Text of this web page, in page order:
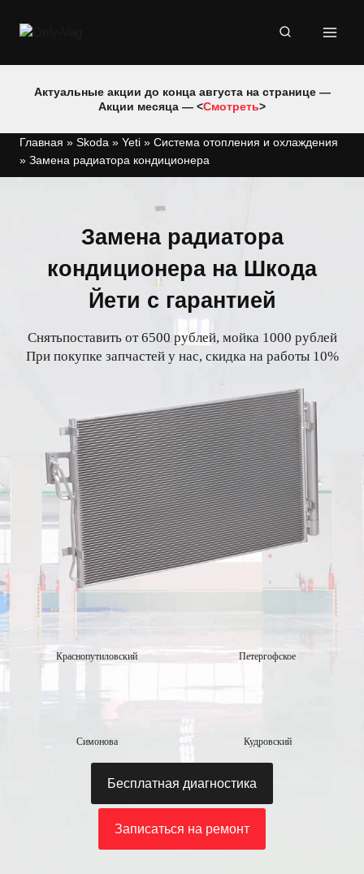
Актуальные акции до конца августа на странице —
Акции месяца — <Смотреть>
Главная » Skoda » Yeti » Система отопления и охлаждения
» Замена радиатора кондиционера
Замена радиатора
кондиционера на Шкода
Йети с гарантией
Снятьпоставить от 6500 рублей, мойка 1000 рублей
При покупке запчастей у нас, скидка на работы 10%
Краснопутиловский Петергофское
Симонова Кудровский
Бесплатная диагностика
Записаться на ремонт